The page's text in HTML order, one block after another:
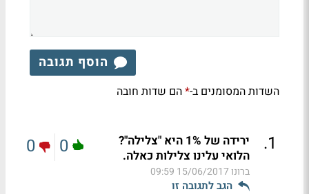
הוסף תגובה
השדות המסומנים ב-*הם שדות חובה
1
.
ירידה של 1% היא "צלילה"?
הלואי עלינו צלילות כאלה.
ברונו15/06/2017 09:59
הגב לתגובה זו
0
0